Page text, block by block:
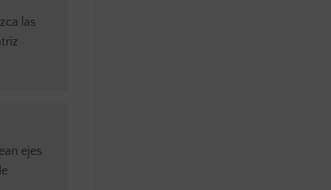
las
ejes